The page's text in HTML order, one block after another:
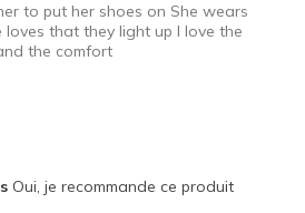
to put her shoes on She wears
loves that they light up I love the
the comfort
Oui, je recommande ce produit